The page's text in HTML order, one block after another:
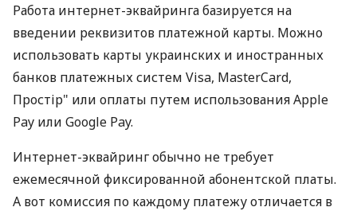
Работа интернет-эквайринга базируется на
введении реквизитов платежной карты. Можно
использовать карты украинских и иностранных
банков платежных систем Visa, MasterCard,
Простір" или оплаты путем использования Apple
Pay или Google Pay.
Интернет-эквайринг обычно не требует
ежемесячной фиксированной абонентской платы.
А вот комиссия по каждому платежу отличается в